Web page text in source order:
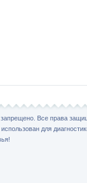
запрещено. Все права
для